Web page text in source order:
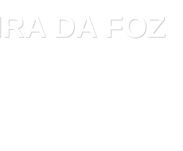
DA FOZ